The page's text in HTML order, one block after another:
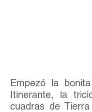
Empezó la
Itinerante, la
cuadras de